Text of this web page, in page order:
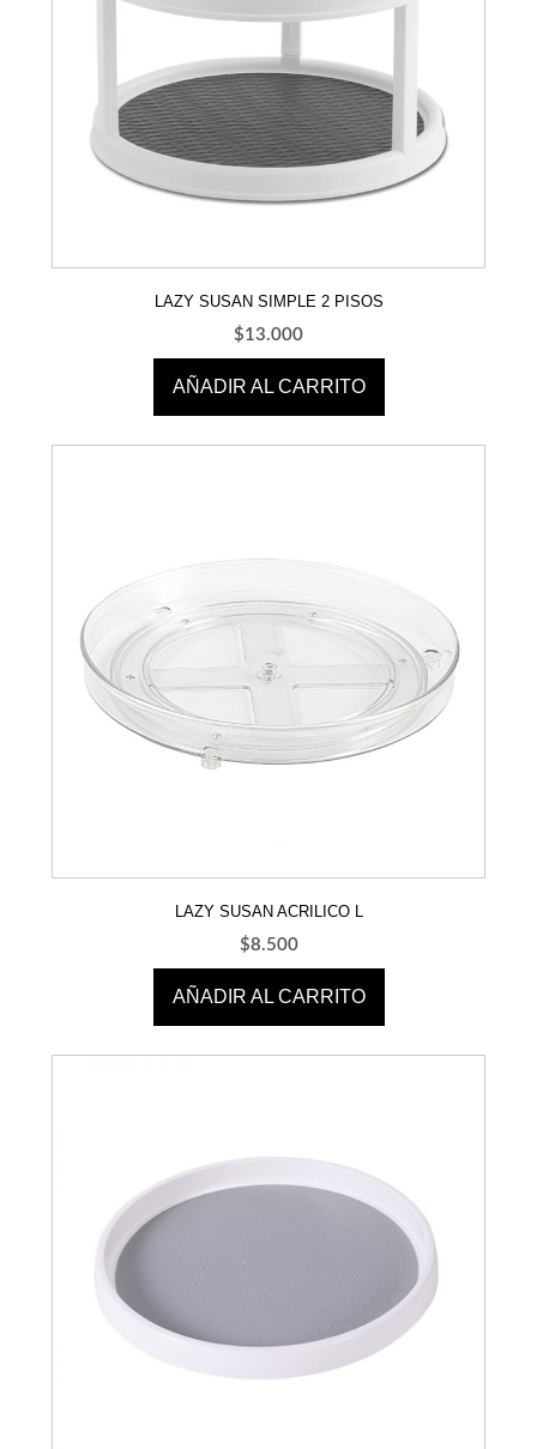
LAZY SUSAN SIMPLE 2 PISOS
$13.000
AÑADIR AL CARRITO
LAZY SUSAN ACRILICO L
$8.500
AÑADIR AL CARRITO